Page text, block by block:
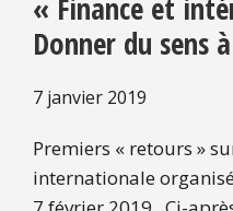
« Finance et
Donner du sens
7 janvier 2019
Premiers « retours »
internationale